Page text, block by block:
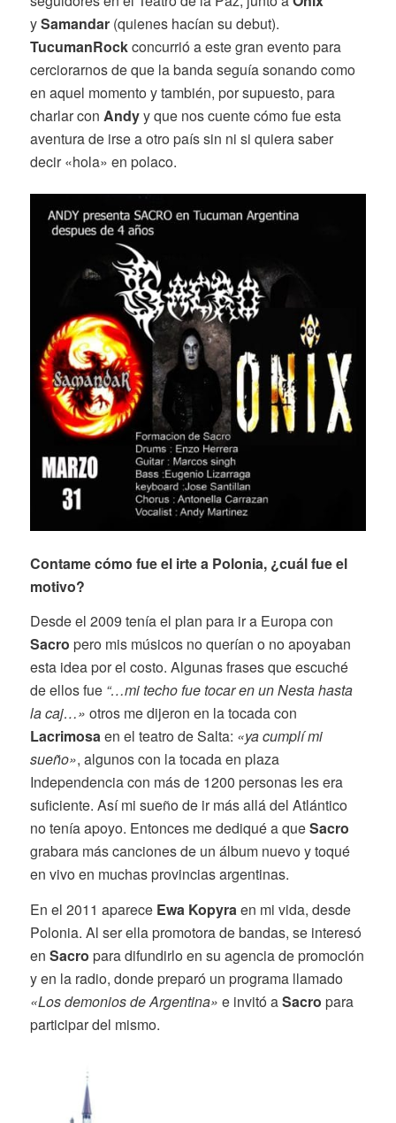
ySamandar (quienes hacían su debut).
TucumanRockconcurrió a este gran evento para
cerciorarnos de que la banda seguía sonando como
en aquel momento y también, por supuesto, para
charlar con Andyy que nos cuente cómo fue esta
aventura de irse a otro país sin ni si quiera saber
decir «hola» en polaco.
Contame cómo fue el irte a Polonia, ¿cuál fue el
motivo?
Desde el 2009 tenía el plan para ir a Europa con
Sacro pero mis músicos no querían o no apoyaban
esta idea por el costo. Algunas frases que escuché
de ellos fue “…mi techo fue tocar en un Nesta hasta
la caj…» otros me dijeron en la tocada con
Lacrimosaen el teatro de Salta: «ya cumplí mi
sueño», algunos con la tocada en plaza
Independencia con más de 1200 personas les era
suficiente. Así mi sueño de ir más allá del Atlántico
no tenía apoyo. Entonces me dediqué a queSacro
grabara más canciones de un álbum nuevo y toqué
en vivo en muchas provincias argentinas.
En el 2011 aparece Ewa Kopyraen mi vida, desde
Polonia. Al ser ella promotora de bandas, se interesó
en Sacro para difundirlo en su agencia de promoción
y en la radio, donde preparó un programa llamado
«Los demonios de Argentina» e invitó aSacro para
participar del mismo.